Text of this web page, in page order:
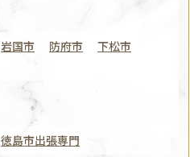
岩国市 防府市
下松市
徳島市出張専門